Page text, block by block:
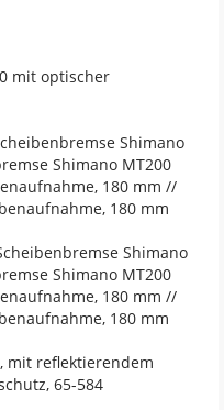
mit optischer
Shimano
Shimano MT200
180 mm //
180 mm
Shimano
Shimano MT200
180 mm //
180 mm
mit reflektierendem
65-584